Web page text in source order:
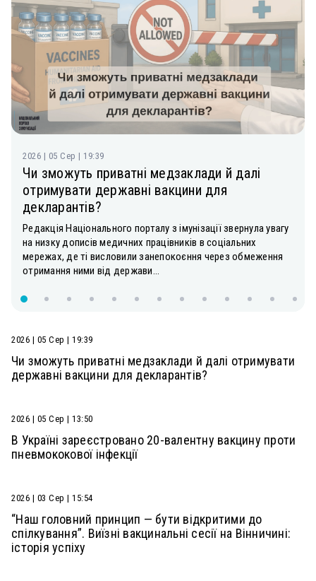
2026 | 05 Сер | 19:39
Чи зможуть приватні медзаклади й далі
отримувати державні вакцини для
декларантів?
Редакція Національного порталу з імунізації звернула увагу
на низку дописів медичних працівників в соціальних
мережах, де ті висловили занепокоєння через обмеження
отримання ними від держави...
2026 | 05 Сер | 19:39
Чи зможуть приватні медзаклади й далі отримувати
державні вакцини для декларантів?
2026 | 05 Сер | 13:50
В Україні зареєстровано 20-валентну вакцину проти
пневмококової інфекції
2026 | 03 Сер | 15:54
“Наш головний принцип — бути відкритими до
спілкування”. Виїзні вакцинальні сесії на Вінничині:
історія успіху